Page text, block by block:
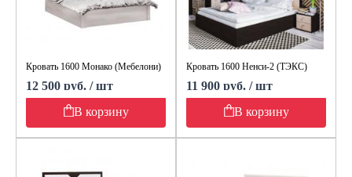
Кровать 1600 Монако (Мебелони)
12 500 руб. / шт
В корзину
Кровать 1600 Ненси-2 (ТЭКС)
11 900 руб. / шт
В корзину